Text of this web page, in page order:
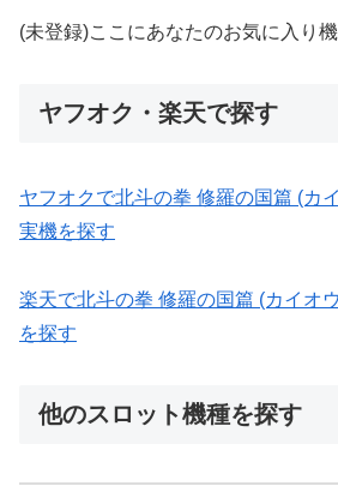
(未登録)ここにあなたのお気に入り
ヤフオク・楽天で探す
ヤフオクで北斗の拳 修羅の国篇 (カ
実機を探す
楽天で北斗の拳 修羅の国篇 (カイオ
を探す
他のスロット機種を探す